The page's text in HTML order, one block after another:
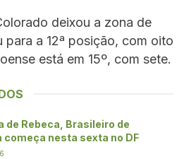
deixou a zona de
para a 12ª posição, com oito
está em 15º, com sete.
de Rebeca, Brasileiro de
começa nesta sexta no DF